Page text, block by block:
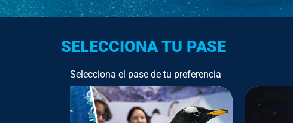
SELECCIONA TU PASE
Selecciona el pase de tu preferencia